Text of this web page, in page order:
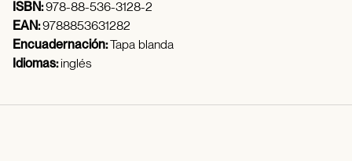
ISBN:978-88-536-3128-2
EAN:9788853631282
Encuadernación:Tapa blanda
Idiomas:inglés